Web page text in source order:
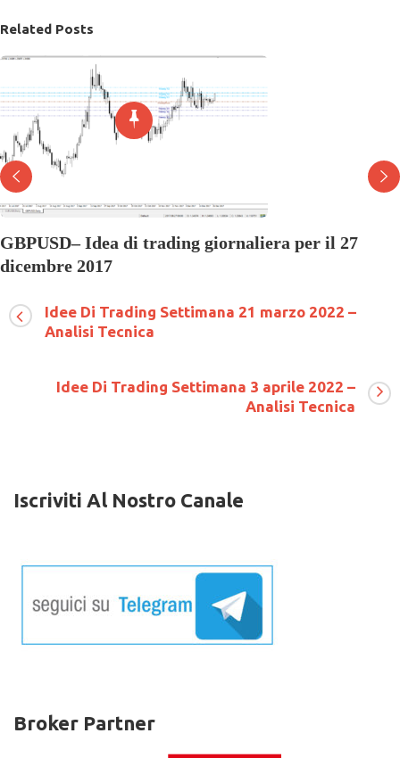
Related Posts
GBPUSD– Idea di trading giornaliera per il 27
dicembre 2017
Idea
per
il
Idee Di Trading Settimana 21 marzo 2022 –
Analisi Tecnica
Idee Di Trading Settimana 3 aprile 2022 –
Analisi Tecnica
Iscriviti Al Nostro Canale
Broker Partner